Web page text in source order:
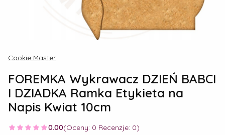
Cookie Master
FOREMKA Wykrawacz DZIEŃ BABCI
I DZIADKA Ramka Etykieta na
Napis Kwiat 10cm
0.00(Oceny: 0 Recenzje: 0)